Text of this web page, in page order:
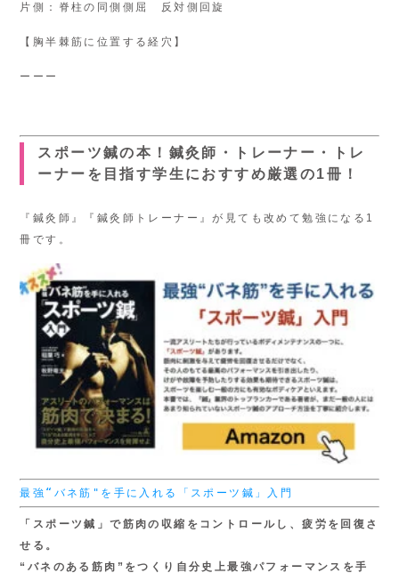
片側：脊柱の同側側屈 反対側回旋
【胸半棘筋に位置する経穴】
ーーー
スポーツ鍼の本！鍼灸師・トレーナー・トレ
ーナーを目指す学生におすすめ厳選の1冊！
『鍼灸師』『鍼灸師トレーナー』が見ても改めて勉強になる1
冊です。
最強“バネ筋"を手に入れる「スポーツ鍼」入門
「スポーツ鍼」で筋肉の収縮をコントロールし、疲労を回復さ
せる。
“バネのある筋肉”をつくり 自分史上最強パフォーマンスを手